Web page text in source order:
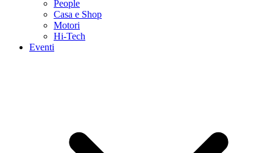
People
Casa e Shop
Motori
Hi-Tech
Eventi